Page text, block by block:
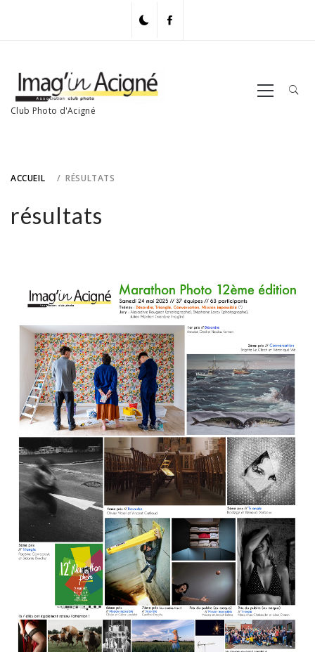
Club Photo d'Acigné
Primary
Menu
ACCUEIL RÉSULTATS
résultats